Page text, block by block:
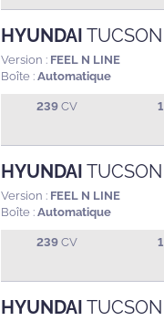
HYUNDAI TUCSON
Version : FEEL N LINE
Boîte : Automatique
239 CV 1
HYUNDAI TUCSON
Version : FEEL N LINE
Boîte : Automatique
239 CV 1
HYUNDAI TUCSON